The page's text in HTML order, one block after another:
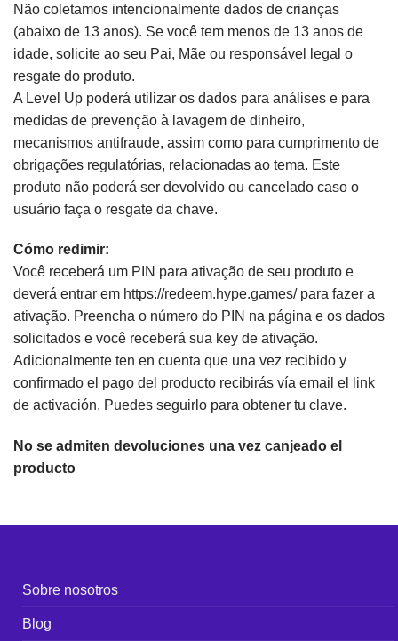
Não coletamos intencionalmente dados de crianças
(abaixo de 13 anos). Se você tem menos de 13 anos de
idade, solicite ao seu Pai, Mãe ou responsável legal o
resgate do produto.
A Level Up poderá utilizar os dados para análises e para
medidas de prevenção à lavagem de dinheiro,
mecanismos antifraude, assim como para cumprimento de
obrigações regulatórias, relacionadas ao tema. Este
produto não poderá ser devolvido ou cancelado caso o
usuário faça o resgate da chave.
Cómo redimir:
Você receberá um PIN para ativação de seu produto e
deverá entrar em https://redeem.hype.games/ para fazer a
ativação. Preencha o número do PIN na página e os dados
solicitados e você receberá sua key de ativação.
Adicionalmente ten en cuenta que una vez recibido y
confirmado el pago del producto recibirás vía email el link
de activación. Puedes seguirlo para obtener tu clave.
No se admiten devoluciones una vez canjeado el
producto
Sobre nosotros
Blog